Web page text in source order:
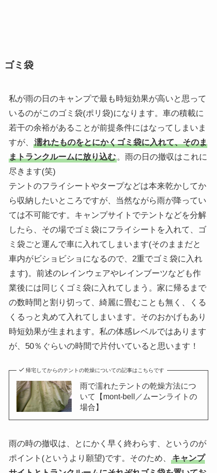
ゴミ袋
私が雨の日のキャンプで最も時短効果が高いと思って
いるのがこのゴミ袋(ポリ袋)になります。車の積載に
若干の余裕があることが前提条件にはなってしまいま
すが、
濡れたものをとにかくゴミ袋に入れて、そのま
まトランクルームに放り込む。雨の日の撤収はこれに
尽きます(笑)
テントのフライシートやタープなどは本来乾かしてか
ら収納したいところですが、当然ながら雨が降ってい
ては不可能です。キャンプサイトでテントなどを分解
したら、その場でゴミ袋にフライシートを入れて、ゴ
ミ袋ごと運んで車に入れてしまいます(そのままだと
車内がビショビショになるので、2重でゴミ袋に入れ
ます)。前述のレインウェアやレインブーツなども作
業後には同じくゴミ袋に入れてしまう。家に帰るまで
の数時間と割り切って、綺麗に畳むことも無く、くる
くるっと丸めて入れてしまいます。そのおかげもあり
時短効果が生まれます。私の体感レベルではあります
が、50％ぐらいの時間で片付いていると思います！
帰宅してからのテントの乾燥についての記事はこちらです
雨で濡れたテントの乾燥方法につ
いて【mont-bell／ムーンライトの
場合】
雨の時の撤収は、とにかく早く終わらす、というのが
ポイント(というより願望)です。そのため、
キャンプ